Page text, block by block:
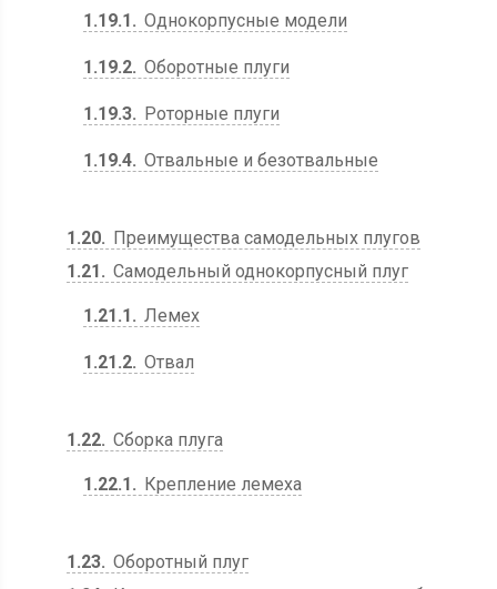
1.19.1 Однокорпусные модели
1.19.2 Оборотные плуги
1.19.3 Роторные плуги
1.19.4 Отвальные и безотвальные
1.20
Преимущества самодельных плугов
1.21
Самодельный однокорпусный плуг
1.21.1 Лемех
1.21.2 Отвал
1.22 Сборка плуга
1.22.1 Крепление лемеха
1.23 Оборотный плуг